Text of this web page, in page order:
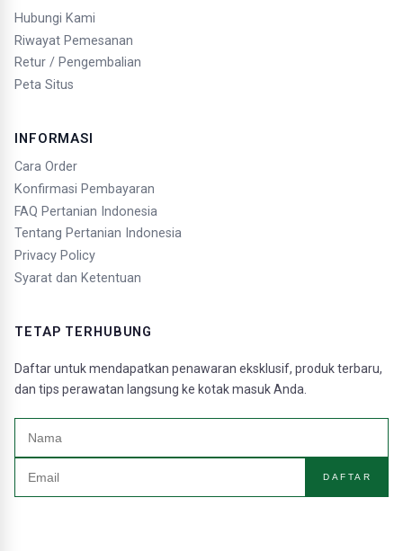
Hubungi Kami
Riwayat Pemesanan
Retur / Pengembalian
Peta Situs
INFORMASI
Cara Order
Konfirmasi Pembayaran
FAQ Pertanian Indonesia
Tentang Pertanian Indonesia
Privacy Policy
Syarat dan Ketentuan
TETAP TERHUBUNG
Daftar untuk mendapatkan penawaran eksklusif, produk terbaru,
dan tips perawatan langsung ke kotak masuk Anda.
DAFTAR